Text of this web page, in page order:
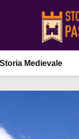
Storia Medievale